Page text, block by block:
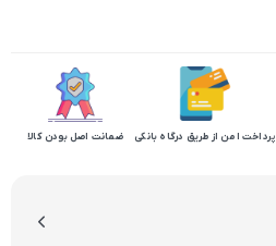
پرداخت امن از طریق درگاه بانکی ضمانت اصل بودن کالا